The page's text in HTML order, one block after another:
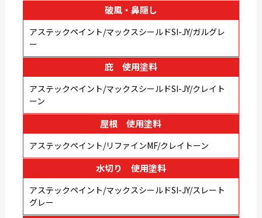
破風・鼻隠し
アステックペイント/マックスシールドSI-JY/ガルグレ
ー
庇 使用塗料
アステックペイント/マックスシールドSI-JY/クレイト
ーン
屋根 使用塗料
アステックペイント/リファインMF/クレイトーン
水切り 使用塗料
アステックペイント/マックスシールドSI-JY/スレート
グレー